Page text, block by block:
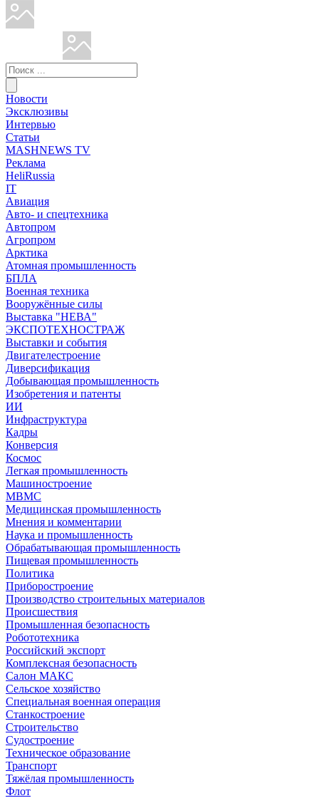
Новости
Эксклюзивы
Интервью
Статьи
MASHNEWS TV
Реклама
HeliRussia
IT
Авиация
Авто- и спецтехника
Автопром
Агропром
Арктика
Атомная промышленность
БПЛА
Военная техника
Вооружённые силы
Выставка "НЕВА"
ЭКСПОТЕХНОСТРАЖ
Выставки и события
Двигателестроение
Диверсификация
Добывающая промышленность
Изобретения и патенты
ИИ
Инфраструктура
Кадры
Конверсия
Космос
Легкая промышленность
Машиностроение
МВМС
Медицинская промышленность
Мнения и комментарии
Наука и промышленность
Обрабатывающая промышленность
Пищевая промышленность
Политика
Приборостроение
Производство строительных материалов
Происшествия
Промышленная безопасность
Робототехника
Российский экспорт
Комплексная безопасность
Салон МАКС
Сельское хозяйство
Специальная военная операция
Станкостроение
Строительство
Судостроение
Техническое образование
Транспорт
Тяжёлая промышленность
Флот